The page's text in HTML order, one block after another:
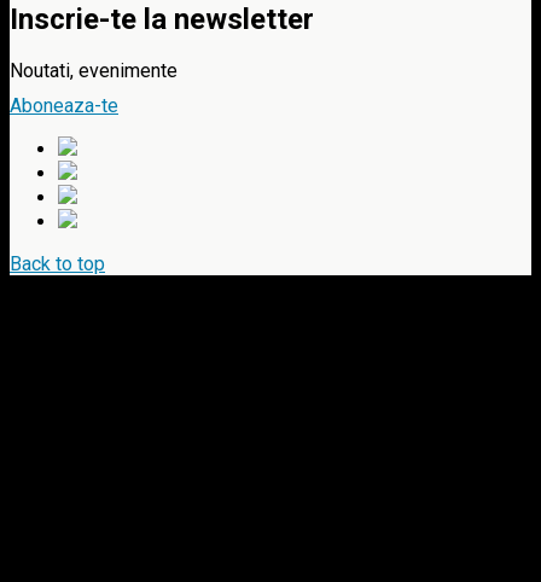
Inscrie-te la newsletter
Noutati, evenimente
Aboneaza-te
Back to top